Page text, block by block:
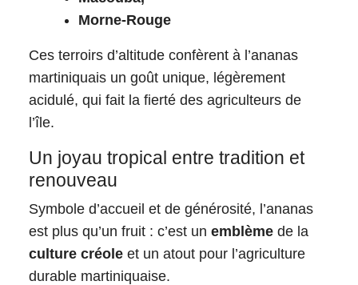
Morne-Rouge
Ces terroirs d’altitude confèrent à l’ananas
martiniquais un goût unique, légèrement
acidulé, qui fait la fierté des agriculteurs de
l’île.
Un joyau tropical entre tradition et
renouveau
Symbole d’accueil et de générosité, l’ananas
est plus qu’un fruit : c’est un emblème de la
culture créole et un atout pour l’agriculture
durable martiniquaise.